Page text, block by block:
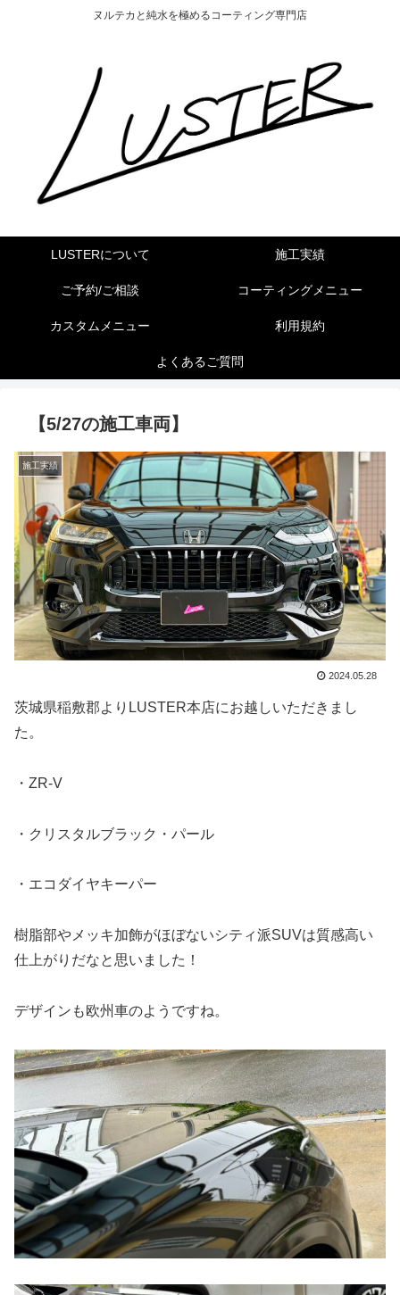
ヌルテカと純水を極めるコーティング専門店
LUSTERについて 施工実績
ご予約/ご相談 コーティングメニュー
カスタムメニュー 利用規約
よくあるご質問
【5/27の施工車両】
施工実績
2024.05.28
茨城県稲敷郡よりLUSTER本店にお越しいただきまし
た。
・ZR-V
・クリスタルブラック・パール
・エコダイヤキーパー
樹脂部やメッキ加飾がほぼないシティ派SUVは質感高い
仕上がりだなと思いました！
デザインも欧州車のようですね。